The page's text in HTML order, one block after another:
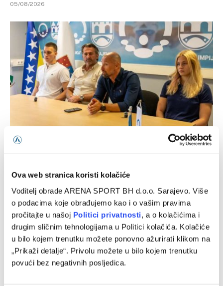
Ova web stranica koristi kolačiće
Voditelj obrade ARENA SPORT BH d.o.o. Sarajevo. Više
o podacima koje obrađujemo kao i o vašim pravima
pročitajte u našoj Politici privatnosti, a o kolačićima i
drugim sličnim tehnologijama u Politici kolačića. Kolačiće
u bilo kojem trenutku možete ponovno ažurirati klikom na
„Prikaži detalje“. Privolu možete u bilo kojem trenutku
povući bez negativnih posljedica.
05/08/2026
05/08/2026